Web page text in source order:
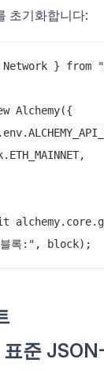
초기화합니다:
} from
Alchemy({
준